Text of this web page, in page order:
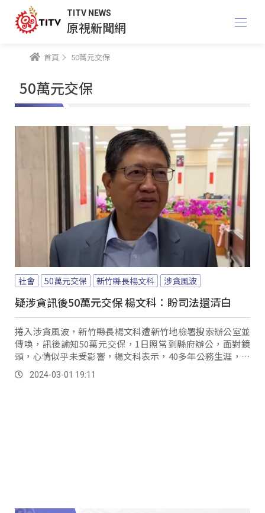
TITV NEWS
原視新聞網
首頁 50萬元交保
50萬元交保
社會 50萬元交保 新竹縣長楊文科 涉貪風波
疑涉貪訊後50萬元交保 楊文科：盼司法還清白
捲入涉貪風波，新竹縣長楊文科遭新竹地檢署搜索辦公室並
傳喚，訊後諭知50萬元交保，1日照常到縣府辦公，面對鏡
頭，心情似乎未受影響，楊文科表示，40多年公務生涯，行
事光明磊落，會全力配合調查，捍衛清白。
2024-03-01 19:11